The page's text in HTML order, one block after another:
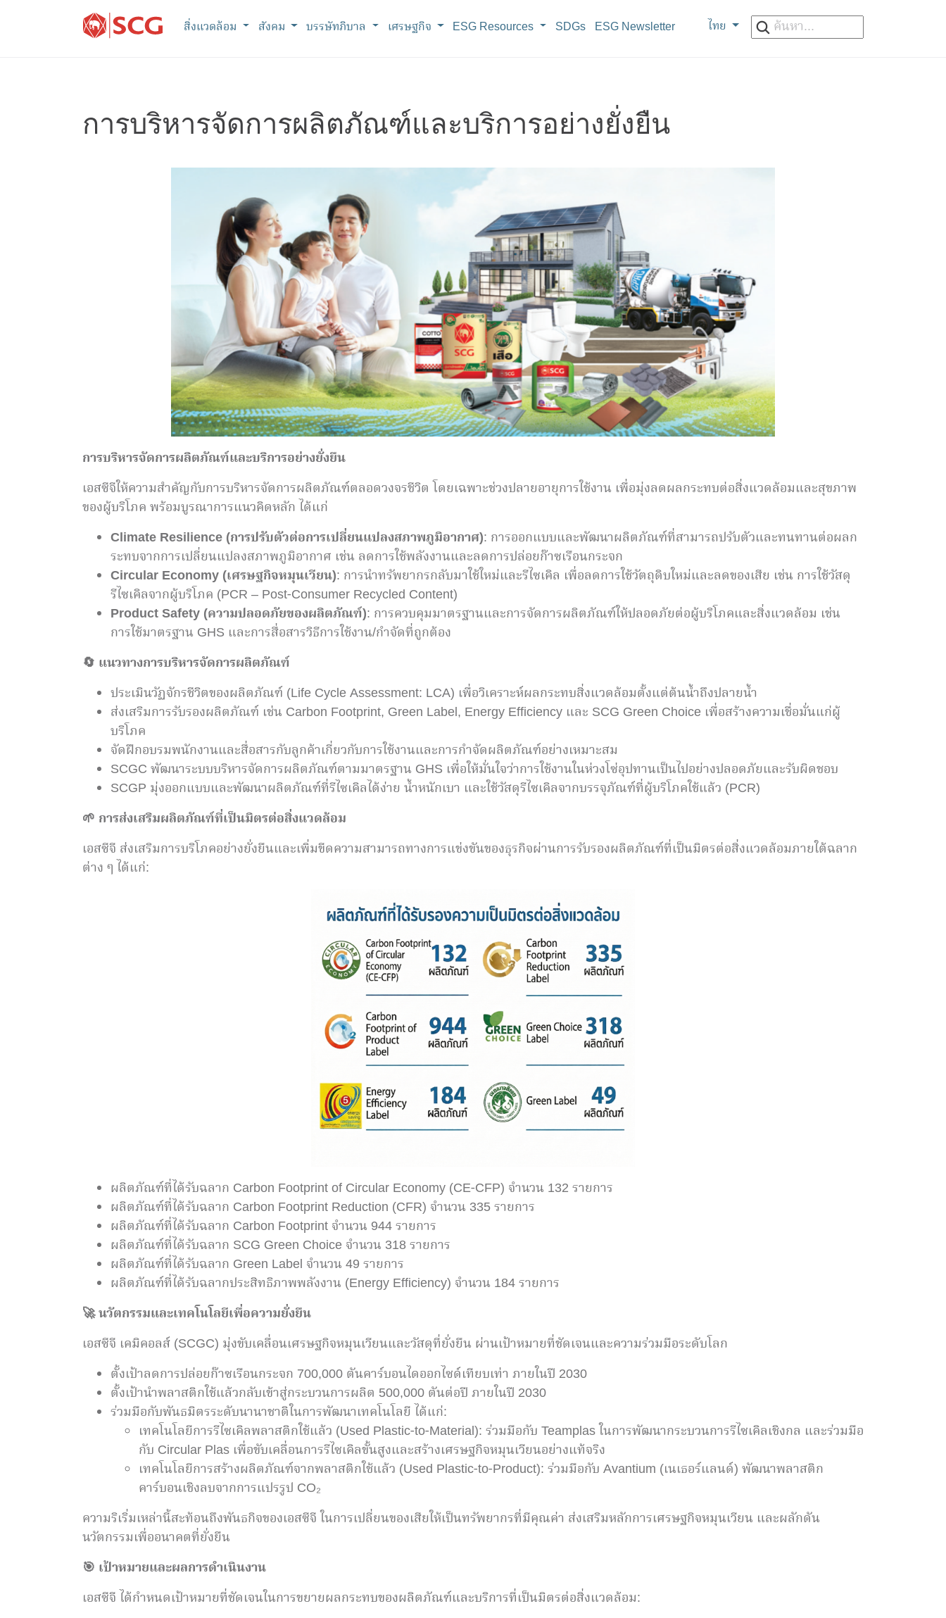
สิ่งแวดล้อม สังคม บรรษัทภิบาล เศรษฐกิจ ESG Resources SDGs ESG Newsletter ไทย
การบริหารจัดการผลิตภัณฑ์และบริการอย่างยั่งยืน
การบริหารจัดการผลิตภัณฑ์และบริการอย่างยั่งยืน
เอสซีจีให้ความสำคัญกับการบริหารจัดการผลิตภัณฑ์ตลอดวงจรชีวิต โดยเฉพาะช่วงปลายอายุการใช้งาน เพื่อมุ่งลดผลกระทบต่อสิ่งแวดล้อมและสุขภาพ
ของผู้บริโภค พร้อมบูรณาการแนวคิดหลัก ได้แก่
Climate Resilience (การปรับตัวต่อการเปลี่ยนแปลงสภาพภูมิอากาศ): การออกแบบและพัฒนาผลิตภัณฑ์ที่สามารถปรับตัวและทนทานต่อผลก
ระทบจากการเปลี่ยนแปลงสภาพภูมิอากาศ เช่น ลดการใช้พลังงานและลดการปล่อยก๊าซเรือนกระจก
Circular Economy (เศรษฐกิจหมุนเวียน): การนำทรัพยากรกลับมาใช้ใหม่และรีไซเคิล เพื่อลดการใช้วัตถุดิบใหม่และลดของเสีย เช่น การใช้วัสดุ
รีไซเคิลจากผู้บริโภค (PCR – Post-Consumer Recycled Content)
Product Safety (ความปลอดภัยของผลิตภัณฑ์): การควบคุมมาตรฐานและการจัดการผลิตภัณฑ์ให้ปลอดภัยต่อผู้บริโภคและสิ่งแวดล้อม เช่น
การใช้มาตรฐาน GHS และการสื่อสารวิธีการใช้งาน/กำจัดที่ถูกต้อง
🔄 แนวทางการบริหารจัดการผลิตภัณฑ์
ประเมินวัฏจักรชีวิตของผลิตภัณฑ์ (Life Cycle Assessment: LCA) เพื่อวิเคราะห์ผลกระทบสิ่งแวดล้อมตั้งแต่ต้นน้ำถึงปลายน้ำ
ส่งเสริมการรับรองผลิตภัณฑ์ เช่น Carbon Footprint, Green Label, Energy Efficiency และ SCG Green Choice เพื่อสร้างความเชื่อมั่นแก่ผู้
บริโภค
จัดฝึกอบรมพนักงานและสื่อสารกับลูกค้าเกี่ยวกับการใช้งานและการกำจัดผลิตภัณฑ์อย่างเหมาะสม
SCGC พัฒนาระบบบริหารจัดการผลิตภัณฑ์ตามมาตรฐาน GHS เพื่อให้มั่นใจว่าการใช้งานในห่วงโซ่อุปทานเป็นไปอย่างปลอดภัยและรับผิดชอบ
SCGP มุ่งออกแบบและพัฒนาผลิตภัณฑ์ที่รีไซเคิลได้ง่าย น้ำหนักเบา และใช้วัสดุรีไซเคิลจากบรรจุภัณฑ์ที่ผู้บริโภคใช้แล้ว (PCR)
🌱 การส่งเสริมผลิตภัณฑ์ที่เป็นมิตรต่อสิ่งแวดล้อม
เอสซีจี ส่งเสริมการบริโภคอย่างยั่งยืนและเพิ่มขีดความสามารถทางการแข่งขันของธุรกิจผ่านการรับรองผลิตภัณฑ์ที่เป็นมิตรต่อสิ่งแวดล้อมภายใต้ฉลาก
ต่าง ๆ ได้แก่:
ผลิตภัณฑ์ที่ได้รับฉลาก Carbon Footprint of Circular Economy (CE-CFP) จำนวน 132 รายการ
ผลิตภัณฑ์ที่ได้รับฉลาก Carbon Footprint Reduction (CFR) จำนวน 335 รายการ
ผลิตภัณฑ์ที่ได้รับฉลาก Carbon Footprint จำนวน 944 รายการ
ผลิตภัณฑ์ที่ได้รับฉลาก SCG Green Choice จำนวน 318 รายการ
ผลิตภัณฑ์ที่ได้รับฉลาก Green Label จำนวน 49 รายการ
ผลิตภัณฑ์ที่ได้รับฉลากประสิทธิภาพพลังงาน (Energy Efficiency) จำนวน 184 รายการ
🚀นวัตกรรมและเทคโนโลยีเพื่อความยั่งยืน
เอสซีจี เคมิคอลส์ (SCGC) มุ่งขับเคลื่อนเศรษฐกิจหมุนเวียนและวัสดุที่ยั่งยืน ผ่านเป้าหมายที่ชัดเจนและความร่วมมือระดับโลก
ตั้งเป้าลดการปล่อยก๊าซเรือนกระจก 700,000 ตันคาร์บอนไดออกไซด์เทียบเท่า ภายในปี 2030
ตั้งเป้านำพลาสติกใช้แล้วกลับเข้าสู่กระบวนการผลิต 500,000 ตันต่อปี ภายในปี 2030
ร่วมมือกับพันธมิตรระดับนานาชาติในการพัฒนาเทคโนโลยี ได้แก่:
เทคโนโลยีการรีไซเคิลพลาสติกใช้แล้ว (Used Plastic-to-Material): ร่วมมือกับ Teamplas ในการพัฒนากระบวนการรีไซเคิลเชิงกล และร่วมมือ
กับ Circular Plas เพื่อขับเคลื่อนการรีไซเคิลขั้นสูงและสร้างเศรษฐกิจหมุนเวียนอย่างแท้จริง
เทคโนโลยีการสร้างผลิตภัณฑ์จากพลาสติกใช้แล้ว (Used Plastic-to-Product): ร่วมมือกับ Avantium (เนเธอร์แลนด์) พัฒนาพลาสติก
คาร์บอนเชิงลบจากการแปรรูป CO₂
ความริเริ่มเหล่านี้สะท้อนถึงพันธกิจของเอสซีจี ในการเปลี่ยนของเสียให้เป็นทรัพยากรที่มีคุณค่า ส่งเสริมหลักการเศรษฐกิจหมุนเวียน และผลักดัน
นวัตกรรมเพื่ออนาคตที่ยั่งยืน
🎯 เป้าหมายและผลการดำเนินงาน
เอสซีจี ได้กำหนดเป้าหมายที่ชัดเจนในการขยายผลกระทบของผลิตภัณฑ์และบริการที่เป็นมิตรต่อสิ่งแวดล้อม: